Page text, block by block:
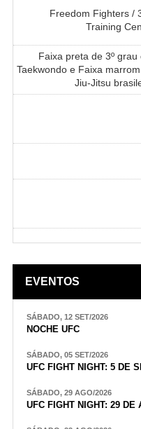
Freedom Fighters /
Training
Faixa preta de 3º grau
Taekwondo e Faixa
Jiu-Jitsu
EVENTOS
SÁBADO, 12 SET/2026
NOCHE UFC
SÁBADO, 05 SET/2026
UFC FIGHT NIGHT: 5 DE
SÁBADO, 29 AGO/2026
UFC FIGHT NIGHT: 29 DE